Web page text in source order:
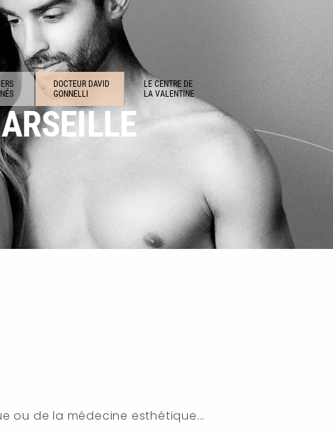
DOCTEUR DAVID
GONNELLI
LE CENTRE DE
LA VALENTINE
ou de la médecine esthétique...